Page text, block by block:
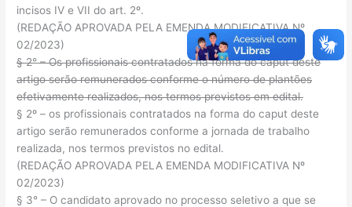
incisos IV e VII do art. 2º.
(REDAÇÃO APROVADA PELA EMENDA MODIFICATIVA Nº
02/2023)
§ 2° – Os profissionais contratados na forma do caput deste
artigo serão remunerados conforme o número de plantões
efetivamente realizados, nos termos previstos em edital.
§ 2º – os profissionais contratados na forma do caput deste
artigo serão remunerados conforme a jornada de trabalho
realizada, nos termos previstos no edital.
(REDAÇÃO APROVADA PELA EMENDA MODIFICATIVA Nº
02/2023)
§ 3° – O candidato aprovado no processo seletivo a que se